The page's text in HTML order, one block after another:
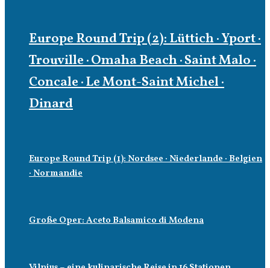
Europe Round Trip (2): Lüttich · Yport ·
Trouville · Omaha Beach · Saint Malo ·
Concale · Le Mont-Saint Michel ·
Dinard
Europe Round Trip (1): Nordsee · Niederlande · Belgien
· Normandie
Große Oper: Aceto Balsamico di Modena